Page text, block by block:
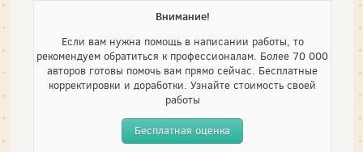
Внимание!
Если вам нужна помощь в написании работы, то
рекомендуем обратиться к профессионалам. Более 70 000
авторов готовы помочь вам прямо сейчас. Бесплатные
корректировки и доработки. Узнайте стоимость своей
работы
Бесплатная оценка